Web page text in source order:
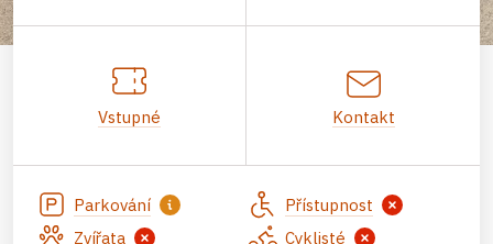
Vstupné Kontakt
Parkování
Přístupnost
Zvířata
Cyklisté